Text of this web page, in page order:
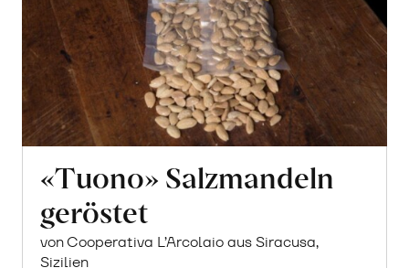
«Tuono» Salzmandeln
geröstet
von Cooperativa L’Arcolaio aus Siracusa,
Sizilien